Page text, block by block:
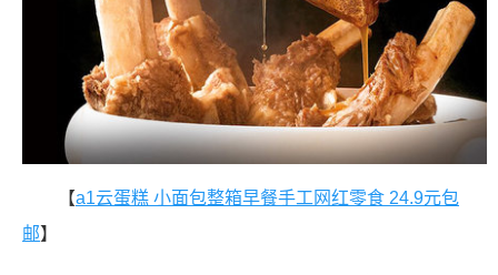
【a1云蛋糕 小面包整箱早餐手工网红零食 24.9元包
邮】